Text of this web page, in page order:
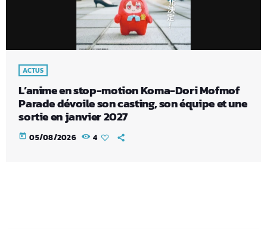
ACTUS
L’anime en stop-motion Koma-Dori Mofmof
Parade dévoile son casting, son équipe et une
sortie en janvier 2027
today 05/08/2026 4